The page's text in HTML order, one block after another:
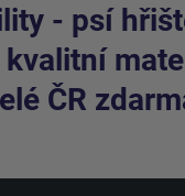
- psí
ČR